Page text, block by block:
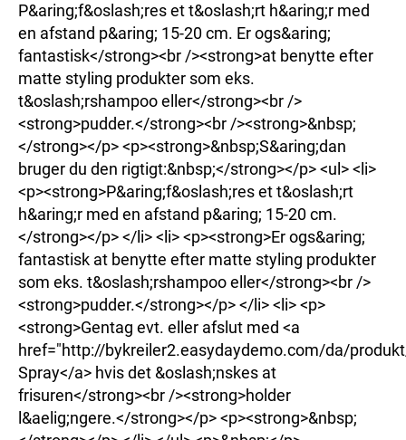
P&aring;f&oslash;res et t&oslash;rt h&aring;r med
en afstand p&aring; 15-20 cm. Er ogs&aring;
fantastisk</strong><br /><strong>at benytte efter
matte styling produkter som eks.
t&oslash;rshampoo eller</strong><br />
<strong>pudder.</strong><br /><strong>&nbsp;
</strong></p> <p><strong>&nbsp;S&aring;dan
bruger du den rigtigt:&nbsp;</strong></p> <ul> <li>
<p><strong>P&aring;f&oslash;res et t&oslash;rt
h&aring;r med en afstand p&aring; 15-20 cm.
</strong></p> </li> <li> <p><strong>Er ogs&aring;
fantastisk at benytte efter matte styling produkter
som eks. t&oslash;rshampoo eller</strong><br />
<strong>pudder.</strong></p> </li> <li> <p>
<strong>Gentag evt. eller afslut med <a
href="http://bykreiler2.easydaydemo.com/da/
Spray</a> hvis det &oslash;nskes at
frisuren</strong><br /><strong>holder
l&aelig;ngere.</strong></p> <p><strong>&nbsp;